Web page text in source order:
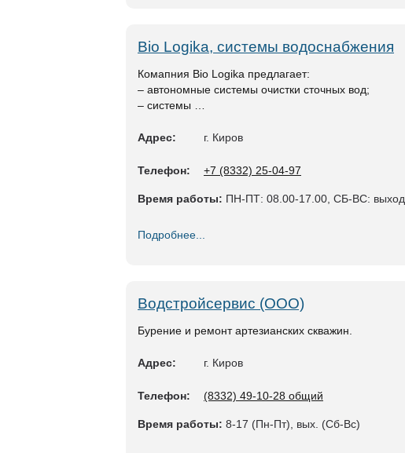
Bio Logika, системы водоснабжения
Комапния Bio Logika предлагает:
– автономные системы очистки сточных вод;
– системы …
Адрес: г. Киров
Телефон: +7 (8332) 25-04-97
Время работы: ПН-ПТ: 08.00-17.00, СБ-ВС:
Подробнее...
Водстройсервис (ООО)
Бурение и ремонт артезианских скважин.
Адрес: г. Киров
Телефон: (8332) 49-10-28 общий
Время работы: 8-17 (Пн-Пт), вых. (Сб-Вс)